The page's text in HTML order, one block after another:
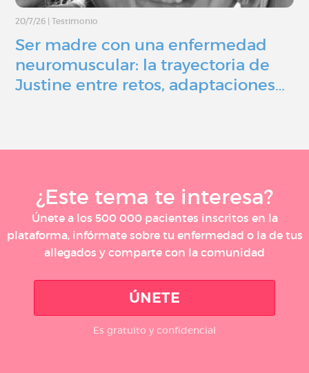
20/7/26 Testimonio
Ser madre con una enfermedad
neuromuscular: la trayectoria de
Justine entre retos, adaptaciones…
¿Este tema te interesa?
Únete a los 500 000 pacientes inscritos en la
plataforma, infórmate sobre tu enfermedad o la de tus
allegados y comparte con la comunidad
ÚNETE
Es gratuito y confidencial